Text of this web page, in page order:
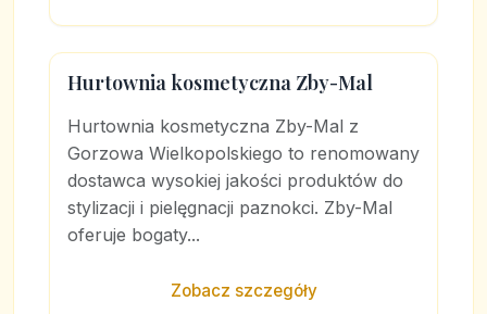
Hurtownia kosmetyczna Zby-Mal
Hurtownia kosmetyczna Zby-Mal z
Gorzowa Wielkopolskiego to renomowany
dostawca wysokiej jakości produktów do
stylizacji i pielęgnacji paznokci. Zby-Mal
oferuje bogaty...
Zobacz szczegóły